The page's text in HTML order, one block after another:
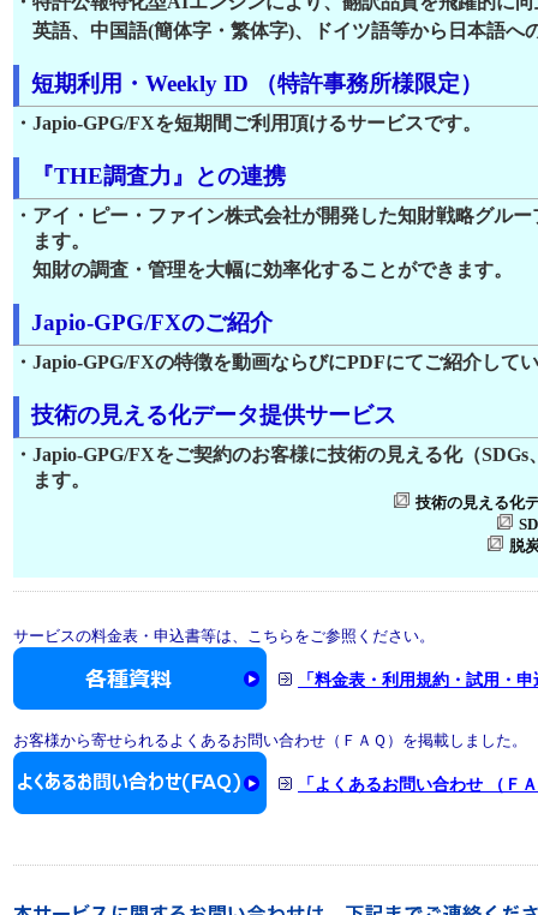
英語、中国語(簡体字・繁体字)、ドイツ語等から日本語へ
短期利用・Weekly ID （特許事務所様限定）
・Japio-GPG/FXを短期間ご利用頂けるサービスです。
『THE調査力』との連携
・アイ・ピー・ファイン株式会社が開発した知財戦略グル
ます。
知財の調査・管理を大幅に効率化することができます。
Japio-GPG/FXのご紹介
・Japio‐GPG/FXの特徴を動画ならびにPDFにてご紹介して
技術の見える化データ提供サービス
・Japio-GPG/FXをご契約のお客様に技術の見える化（
ます。
技術の見える化
脱
サービスの料金表・申込書等は、こちらをご参照ください。
「料金表・利用規約・試用・
お客様から寄せられるよくあるお問い合わせ（ＦＡＱ）を掲載しました。
「よくあるお問い合わせ （Ｆ